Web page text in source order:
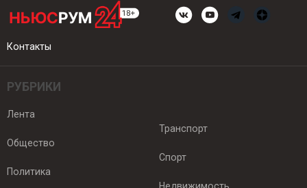
Контакты
РУБРИКИ
Лента
Общество
Политика
Транспорт
Спорт